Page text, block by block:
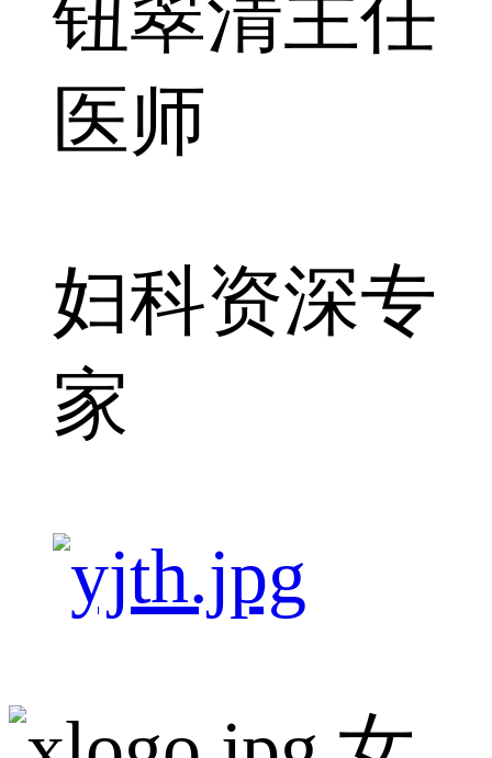
钮翠清主任
医师
妇科资深专
家